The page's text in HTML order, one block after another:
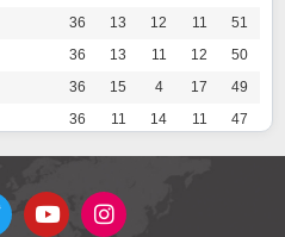
36 13 12 11
51
36 13 11 12
50
36 15 4 17
49
36 11 14 11
47
36 12